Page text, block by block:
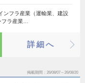
ンフラ産業（運輸業、建設
フラ産業…
詳細へ
掲載期間 26/08/07～26/08/20